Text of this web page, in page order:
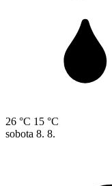
26 °C 15 °C
sobota 8. 8.